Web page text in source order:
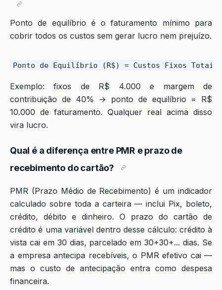
Ponto de equilíbrio é o faturamento mínimo para
cobrir todos os custos sem gerar lucro nem prejuízo.
Exemplo: fixos de R$ 4.000 e margem de
contribuição de 40% → ponto de equilíbrio = R$
10.000 de faturamento. Qualquer real acima disso
vira lucro.
Qual é a diferença entre PMR e prazo de
recebimento do cartão?
PMR (Prazo Médio de Recebimento) é um indicador
calculado sobre toda a carteira — inclui Pix, boleto,
crédito, débito e dinheiro. O prazo do cartão de
crédito é uma variável dentro desse cálculo: crédito à
vista cai em 30 dias, parcelado em 30+30+... dias. Se
a empresa antecipa recebíveis, o PMR efetivo cai —
mas o custo de antecipação entra como despesa
financeira.